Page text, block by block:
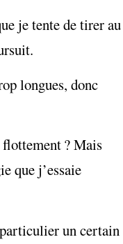
je tente de tirer au
longues, donc
? Mais
que j’essaie
un certain